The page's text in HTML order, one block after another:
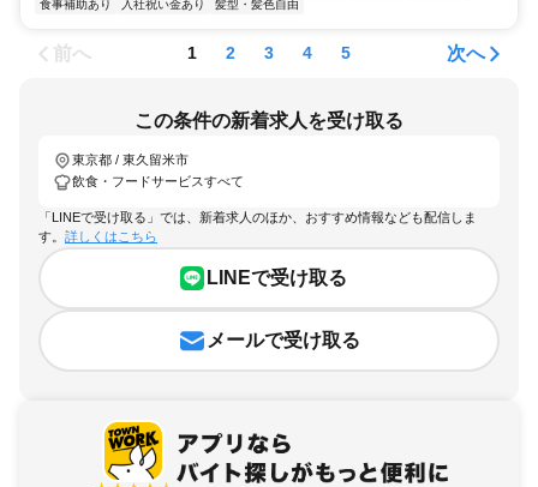
食事補助あり
入社祝い金あり 髪型・髪色自由
前へ 1 2 3 4 5 次へ
この条件の新着求人を受け取る
東京都 / 東久留米市
飲食・フードサービスすべて
「LINEで受け取る」では、新着求人のほか、おすすめ情報なども配信しま
す。 詳しくはこちら
LINEで受け取る
メールで受け取る